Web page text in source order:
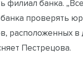
филиал банка.
проверять
расположенных в
Пестрецова.